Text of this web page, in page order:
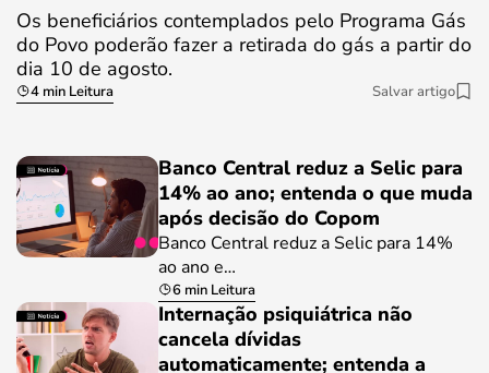
Os beneficiários contemplados pelo Programa Gás
do Povo poderão fazer a retirada do gás a partir do
dia 10 de agosto.
4 min Leitura Salvar artigo
Banco Central reduz a Selic para
14% ao ano; entenda o que muda
após decisão do Copom
Banco Central reduz a Selic para 14%
ao ano e…
6 min Leitura
Internação psiquiátrica não
cancela dívidas
automaticamente; entenda a